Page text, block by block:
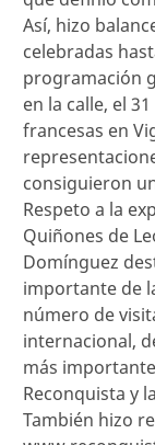
Así, hizo
celebradas
programación
en la calle, el
francesas en
consiguieron
Respeto a la
Quiñones de
Domínguez
importante de
número de
internacional,
más
Reconquista y
También hizo